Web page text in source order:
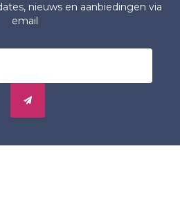
nieuws en aanbiedingen via
email